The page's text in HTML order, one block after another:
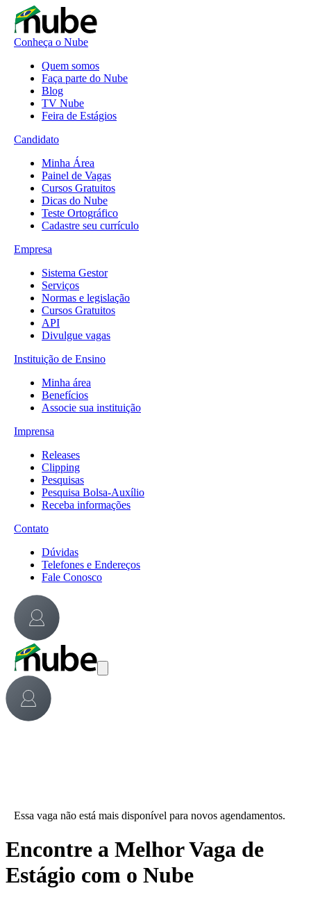
Conheça o Nube
Quem somos
Faça parte do Nube
Blog
TV Nube
Feira de Estágios
Candidato
Minha Área
Painel de Vagas
Cursos Gratuitos
Dicas do Nube
Teste Ortográfico
Cadastre seu currículo
Empresa
Sistema Gestor
Serviços
Normas e legislação
Cursos Gratuitos
API
Divulgue vagas
Instituição de Ensino
Minha área
Benefícios
Associe sua instituição
Imprensa
Releases
Clipping
Pesquisas
Pesquisa Bolsa-Auxílio
Receba informações
Contato
Dúvidas
Telefones e Endereços
Fale Conosco
Essa vaga não está mais disponível para novos agendamentos.
Encontre a Melhor Vaga de
Estágio com o Nube